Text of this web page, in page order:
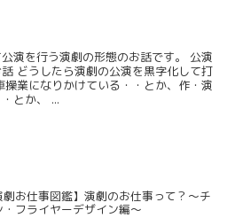
演を行う演劇の形態のお話です。 公演
どうしたら演劇の公演を黒字化して打
業になりかけている・・とか、作・演
とか、 ...
劇お仕事図鑑】演劇のお仕事って？〜チ
・フライヤーデザイン編〜